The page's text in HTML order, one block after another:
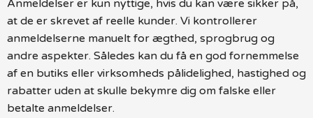
Anmeldelser er kun nyttige, hvis du kan være sikker på,
at de er skrevet af reelle kunder. Vi kontrollerer
anmeldelserne manuelt for ægthed, sprogbrug og
andre aspekter. Således kan du få en god fornemmelse
af en butiks eller virksomheds pålidelighed, hastighed og
rabatter uden at skulle bekymre dig om falske eller
betalte anmeldelser.